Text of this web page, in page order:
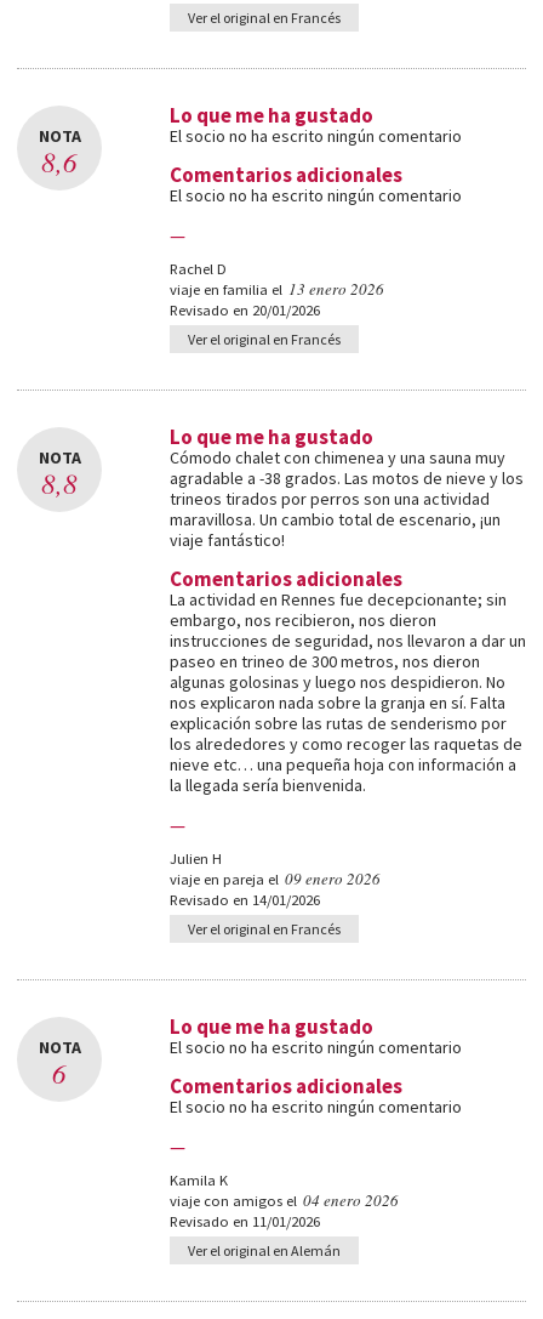
Ver el original en Francés
NOTA
8,6
Lo que me ha gustado
El socio no ha escrito ningún comentario
Comentarios adicionales
El socio no ha escrito ningún comentario
—
Rachel D
viaje en familia el 13 enero 2026
Revisado en 20/01/2026
Ver el original en Francés
NOTA
8,8
Lo que me ha gustado
Cómodo chalet con chimenea y una sauna muy
agradable a -38 grados. Las motos de nieve y los
trineos tirados por perros son una actividad
maravillosa. Un cambio total de escenario, ¡un
viaje fantástico!
Comentarios adicionales
La actividad en Rennes fue decepcionante; sin
embargo, nos recibieron, nos dieron
instrucciones de seguridad, nos llevaron a dar un
paseo en trineo de 300 metros, nos dieron
algunas golosinas y luego nos despidieron. No
nos explicaron nada sobre la granja en sí. Falta
explicación sobre las rutas de senderismo por
los alrededores y como recoger las raquetas de
nieve etc… una pequeña hoja con información a
la llegada sería bienvenida.
—
Julien H
viaje en pareja el 09 enero 2026
Revisado en 14/01/2026
Ver el original en Francés
NOTA
6
Lo que me ha gustado
El socio no ha escrito ningún comentario
Comentarios adicionales
El socio no ha escrito ningún comentario
—
Kamila K
viaje con amigos el 04 enero 2026
Revisado en 11/01/2026
Ver el original en Alemán